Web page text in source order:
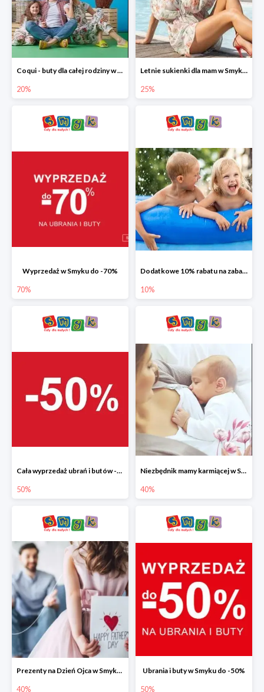
Coqui - buty dla całej rodziny w Smyku do -20%
20%
Letnie sukienki dla mam w Smyku do -25%
25%
Wyprzedaż w Smyku do -70%
70%
Dodatkowe 10% rabatu na zabawki ogrodowe i baseny
10%
Cała wyprzedaż ubrań i butów -50%
50%
Niezbędnik mamy karmiącej w Smyku do -40%
40%
Prezenty na Dzień Ojca w Smyku do -40%
40%
Ubrania i buty w Smyku do -50%
50%